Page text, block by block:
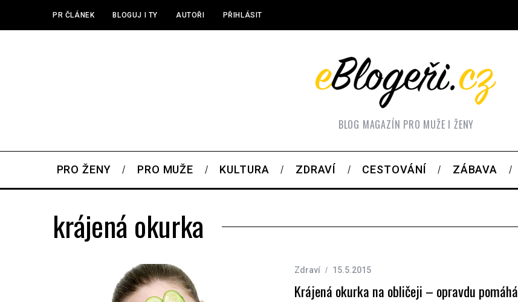
PR ČLÁNEK BLOGUJ I TY AUTOŘI PŘIHLÁSIT
BLOG MAGAZÍN PRO MUŽE I ŽENY
PRO ŽENY PRO MUŽE KULTURA ZDRAVÍ CESTOVÁNÍ ZÁBAVA
krájená okurka
Zdraví 15.5.2015
Krájená okurka na obličeji – opravdu pomáhá